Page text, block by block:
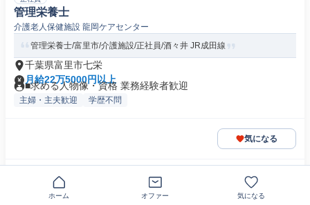
管理栄養士
介護老人保健施設 龍岡ケアセンター
管理栄養士/富里市/介護施設/正社員/酒々井 JR成田線
千葉県富里市七栄
月給22万5000円以上
■求める人物像・資格 業務経験者歓迎
主婦・主夫歓迎 学歴不問
気になる
ホーム オファー 気になる